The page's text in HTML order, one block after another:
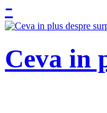
Ceva in